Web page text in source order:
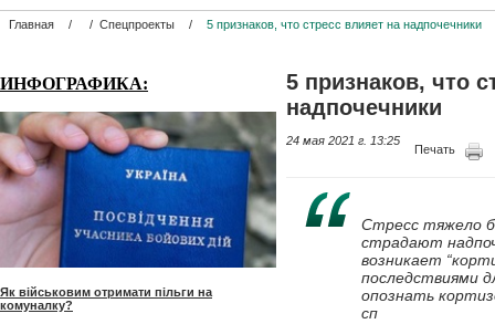
Главная / / Спецпроекты / 5 признаков, что стресс влияет на надпочечники
ИНФОГРАФИКА:
Як військовим отримати пільги на
комуналку?
5 признаков, что
надпочечники
24 мая 2021 г. 13:25
Печать
Стресс тяжело
страдают
возникает
последствиями
опознать
сп